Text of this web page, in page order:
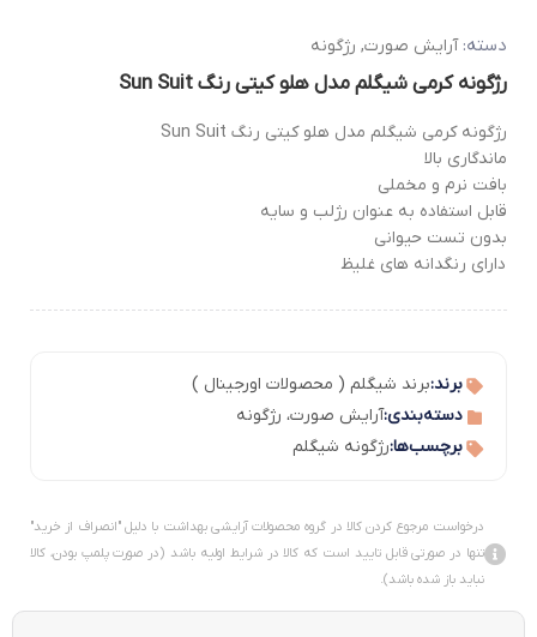
دسته: آرایش صورت, رژگونه
رژگونه کرمی شیگلم مدل هلو کیتی رنگ Sun Suit
رژگونه کرمی شیگلم مدل هلو کیتی رنگ Sun Suit
ماندگاری بالا
بافت نرم و مخملی
قابل استفاده به عنوان رژلب و سایه
بدون تست حیوانی
دارای رنگدانه های غلیظ
برند:برند شیگلم ( محصولات اورجینال )
دسته‌بندی:آرایش صورت، رژگونه
برچسب‌ها:رژگونه شیگلم
درخواست مرجوع کردن کالا در گروه محصولات آرایشی بهداشت با دلیل "انصراف از خرید"
تنها در صورتی قابل تایید است که کالا در شرایط اولیه باشد (در صورت پلمپ بودن، کالا
نباید باز شده باشد).